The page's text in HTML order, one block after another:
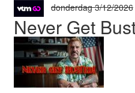
donderdag 3/12/2026
Never Get